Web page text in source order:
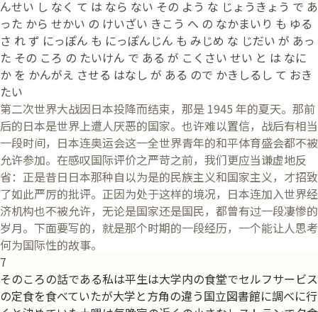
んせい し なく て は なら ない その よう な じょうきょう で あ
った から せかい の けいざい きこう へ の なかまいり も ゆる
さ れ ず にっぽん も にっぽんじん も みじめ な じだい が あっ
た その ころ の たいけん で ある が こくさい せい と は なに
か を かんがえ させる はなし が ある ので かきしるし て おき
たい
第二次世界大战因日本投降而结束，那是 1945 年的夏天。那前
后的日本是世界上遭人厌恶的国家。也许难以置信，战后有相当
一段时间，日本连奥运会这一全世界青年的和平体育盛会都不被
允许参加。在感叹国际评价之严苛之前，我们更应当谦虚地反
省：正是昔日日本那种自以为是的民族主义和国家主义，才招致
了如此严厉的批评。正因为处于这样的境况，日本连加入世界经
济机构也不被允许，无论是国家还是国民，都曾有过一段凄惨的
岁月。下面要写的，就是那个时期的一段经历，一个能让人思考
何为国际性的故事。
7
そのころの話である私は平生は大学内の食堂でセルフサービス
の定食を食べていたが大学と方角の違う国立図書館に調べに行